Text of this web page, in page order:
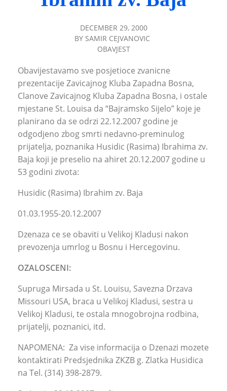
DECEMBER 29, 2000
BY SAMIR CEJVANOVIC
OBAVJEST
Obavijestavamo sve posjetioce zvanicne
prezentacije Zavicajnog Kluba Zapadna Bosna,
Clanove Zavicajnog Kluba Zapadna Bosna, i ostale
mjestane St. Louisa da “Bajramsko Sijelo” koje je
planirano da se odrzi 22.12.2007 godine je
odgodjeno zbog smrti nedavno-preminulog
prijatelja, poznanika Husidic (Rasima) Ibrahima zv.
Baja koji je preselio na ahiret 20.12.2007 godine u
53 godini zivota:
Husidic (Rasima) Ibrahim zv. Baja
01.03.1955-20.12.2007
Dzenaza ce se obaviti u Velikoj Kladusi nakon
prevozenja umrlog u Bosnu i Hercegovinu.
OZALOSCENI:
Supruga Mirsada u St. Louisu, Savezna Drzava
Missouri USA, braca u Velikoj Kladusi, sestra u
Velikoj Kladusi, te ostala mnogobrojna rodbina,
prijatelji, poznanici, itd.
NAPOMENA: Za vise informacija o Dzenazi mozete
kontaktirati Predsjednika ZKZB g. Zlatka Husidica
na Tel. (314) 398-2879.